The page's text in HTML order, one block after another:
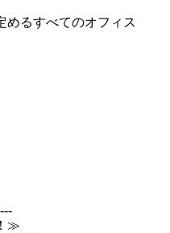
めるすべてのオフィス
≫